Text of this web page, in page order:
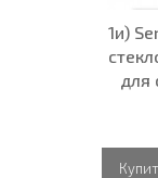
1и)
для